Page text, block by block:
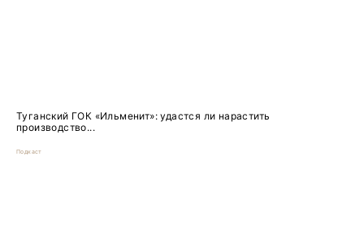
Туганский ГОК «Ильменит»: удастся ли нарастить
производство...
Подкаст